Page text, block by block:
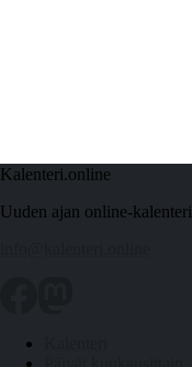
Kalenteri.online
Uuden ajan online-kalenteri